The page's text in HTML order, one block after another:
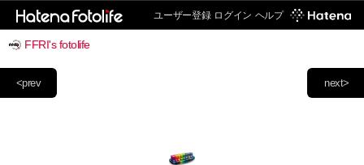
ユーザー登録 ログイン ヘルプ
FFRI's fotolife
next>
<prev